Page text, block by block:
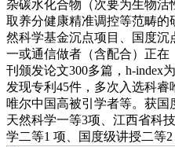
杂碳水化合物（次要为生物
取养分健康精准调控等范畴
然科学基金沉点项目、国度沉
一或通信做者（含配合）正在
刊颁发论文300多篇，h-index
发现专利45件，多次入选科睿
唯尔中国高被引学者等。获
天然科学一等3项、江西省科
学二等1 项、国度级讲授二等2